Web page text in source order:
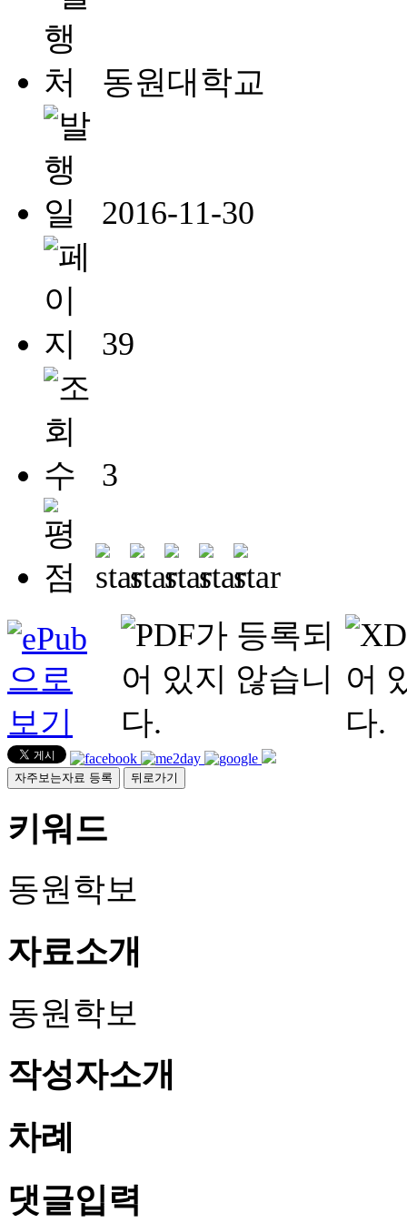
동원대학교
2016-11-30
39
3
자주보는자료 등록 뒤로가기
키워드
동원학보
자료소개
동원학보
작성자소개
차례
댓글입력